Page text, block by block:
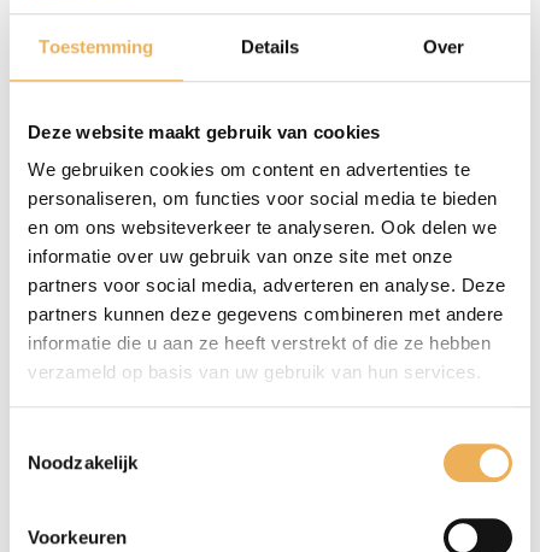
Toestemming Details Over
Deze website maakt gebruik van cookies
We gebruiken cookies om content en advertenties te
personaliseren, om functies voor social media te bieden
en om ons websiteverkeer te analyseren. Ook delen we
informatie over uw gebruik van onze site met onze
partners voor social media, adverteren en analyse. Deze
partners kunnen deze gegevens combineren met andere
informatie die u aan ze heeft verstrekt of die ze hebben
verzameld op basis van uw gebruik van hun services.
Noodzakelijk
Voorkeuren
38.95
pm2
Extra informatie
EXTRA INFORMATIE
Afmetingen